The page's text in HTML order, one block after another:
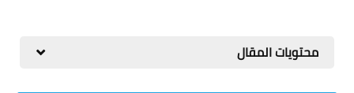
محتويات المقال